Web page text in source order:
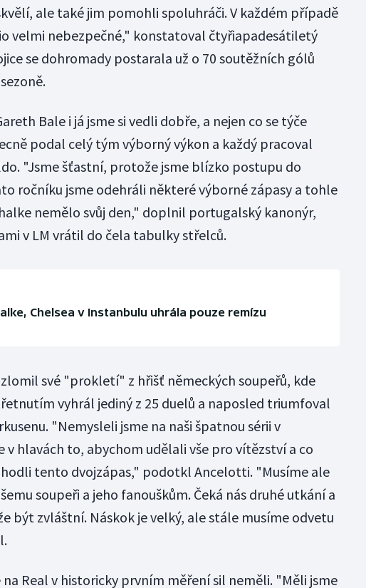
ale také jim pomohli spoluhráči. V každém případě
velmi nebezpečné," konstatoval čtyřiapadesátiletý
se dohromady postarala už o 70 soutěžních gólů
Bale i já jsme si vedli dobře, a nejen co se týče
podal celý tým výborný výkon a každý pracoval
"Jsme šťastní, protože jsme blízko postupu do
ročníku jsme odehráli některé výborné zápasy a tohle
nemělo svůj den," doplnil portugalský kanonýr,
v LM vrátil do čela tabulky střelců.
Chelsea v Instanbulu uhrála pouze remízu
své "prokletí" z hřišť německých soupeřů, kde
vyhrál jediný z 25 duelů a naposled triumfoval
"Nemysleli jsme na naši špatnou sérii v
v hlavách to, abychom udělali vše pro vítězství a co
tento dvojzápas," podotkl Ancelotti. "Musíme ale
soupeři a jeho fanouškům. Čeká nás druhé utkání a
být zvláštní. Náskok je velký, ale stále musíme odvetu
Real v historicky prvním měření sil neměli. "Měli jsme